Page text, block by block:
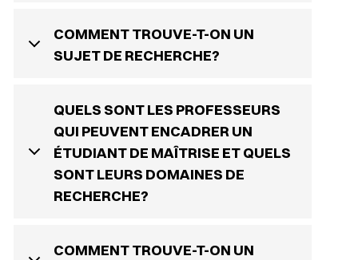
COMMENT TROUVE-T-ON UN
SUJET DE RECHERCHE?
QUELS SONT LES PROFESSEURS
QUI PEUVENT ENCADRER UN
ÉTUDIANT DE MAÎTRISE ET QUELS
SONT LEURS DOMAINES DE
RECHERCHE?
COMMENT TROUVE-T-ON UN